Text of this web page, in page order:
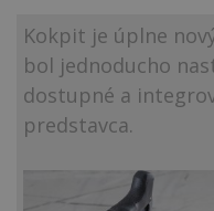
Kokpit je úplne
bol jednoducho
dostupné a
predstavca.